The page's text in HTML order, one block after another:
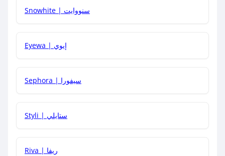
هل يمكنني جمع كود خصم مع العروض الأخرى؟
Snowhite | سنووايت
Eyewa | إيوي
Sephora | سيفورا
Styli | ستايلي
Riva | ريفا